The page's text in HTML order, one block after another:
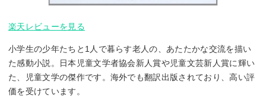
楽天レビューを見る
小学生の少年たちと1人で暮らす老人の、あたたかな交流を描い
た感動小説。日本児童文学者協会新人賞や児童文芸新人賞に輝い
た、児童文学の傑作です。海外でも翻訳出版されており、高い評
価を受けています。